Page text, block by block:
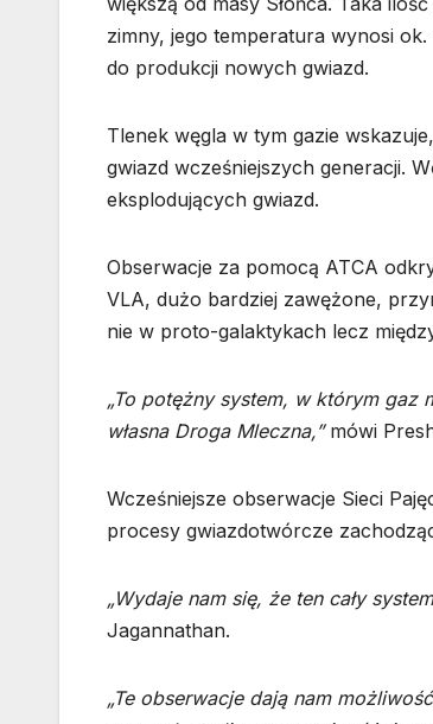
zimny, jego temperatura wynosi
do produkcji nowych gwiazd.
Tlenek węgla w tym gazie
gwiazd wcześniejszych generacji.
eksplodujących gwiazd.
Obserwacje za pomocą ATCA
VLA, dużo bardziej zawężone,
nie w proto-galaktykach lecz
„To potężny system, w którym gaz
własna Droga Mleczna,”mówi
Wcześniejsze obserwacje Sieci
procesy gwiazdotwórcze
„Wydaje nam się, że ten cały
Jagannathan.
„Te obserwacje dają nam